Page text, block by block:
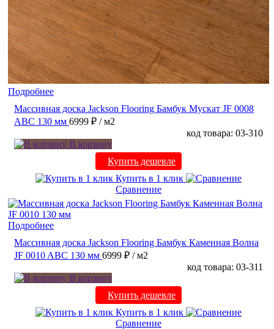
Подробнее
Массивная доска Jackson Flooring Бамбук Мускат JF 0008
ABC 130 мм 6999 ₽ / м2
код товара: 03-310
В корзину
Купить дешевле
Купить в 1 клик
Сравнение
Подробнее
Массивная доска Jackson Flooring Бамбук Каменная Волна
JF 0010 ABC 130 мм 6999 ₽ / м2
код товара: 03-311
В корзину
Купить дешевле
Купить в 1 клик
Сравнение